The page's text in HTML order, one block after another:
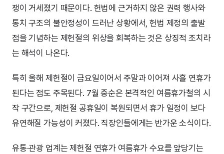
쟁이 거세졌기 때문이다. 헌법에 근거하지 않은 권력 행사와
통치 구조의 불안정성이 드러난 상황에서, 헌법 제정의 출발
점을 기념하는 제헌절의 위상을 회복하는 것은 상징적 조치라
는 해석이 나온다.
특히 올해 제헌절이 금요일이어서 주말과 이어져 사흘 연휴가
된다는 점도 주목된다. 7월 중순은 본격적인 여름휴가철의 시
작 구간으로, 제헌절 공휴일이 복원되면서 휴가 일정이 보다
유연해질 가능성이 커졌다. 직장인들에게는 반가운 소식이다.
유통·관광 업계는 제헌절 연휴가 여름휴가 수요를 앞당기는